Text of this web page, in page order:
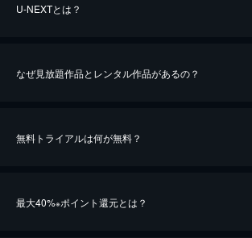
U-NEXTとは？
なぜ見放題作品とレンタル作品があるの？
無料トライアルは何が無料？
最大40%※ポイント還元とは？